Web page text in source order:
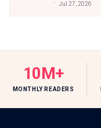
Jul 27, 2026
10M+
MONTHLY READERS